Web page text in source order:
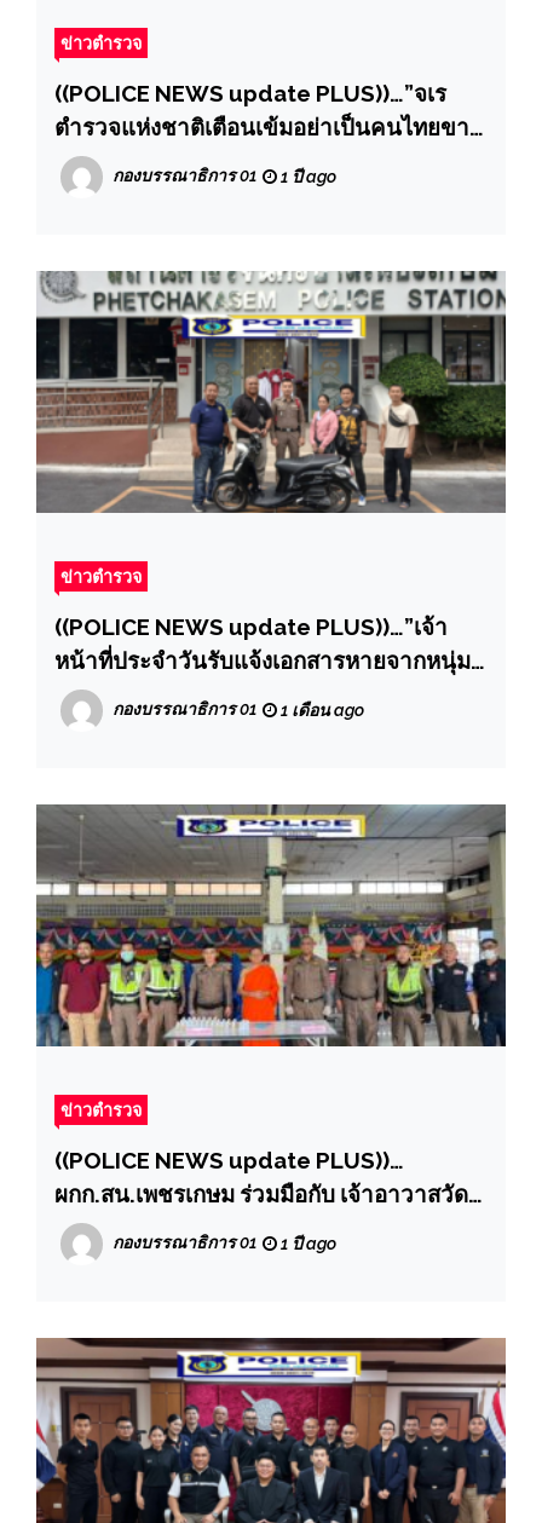
ข่าวตำรวจ
((POLICE NEWS update PLUS))…”จเร
ตำรวจแห่งชาติเตือนเข้มอย่าเป็นคนไทยขาย
ชาติ โทษหนักจำคุก 41 ปี บัญชีม้า ล่าสุดสั่ง
ตะครุบตัว 6 คนไทยถูกส่งตัวกลับ ตรวจสอบ
กองบรรณาธิการ 01 1 ปี ago
ข่าวตำรวจ
((POLICE NEWS update PLUS))…”เจ้า
หน้าที่ประจำวันรับแจ้งเอกสารหายจากหนุ่ม
พบพิรุธตรวจเช็คเจอหมายลักรถจักรยานยนต์
มาจากอุบลฝ่ายสืบสวนขยายผลติดตามรถคืน
กองบรรณาธิการ 01 1 เดือน ago
ข่าวตำรวจ
((POLICE NEWS update PLUS))…
ผกก.สน.เพชรเกษม ร่วมมือกับ เจ้าอาวาสวัด
ม่วง ขับเคลื่อน โครงการวัดสีขาว ตรวจ
ปัสสาวะ 100% พระภิกษุ-สามเณร และเจ้า
กองบรรณาธิการ 01 1 ปี ago